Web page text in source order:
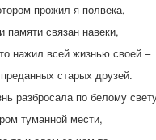
прожил я полвека, –
памяти связан навеки,
нажил всей жизнью своей –
старых друзей.
разбросала по белому
туманной мести,